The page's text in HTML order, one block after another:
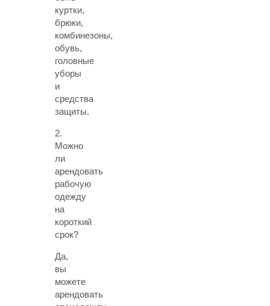
куртки,
брюки,
комбинезоны,
обувь,
головные
уборы
и
средства
защиты.
2.
Можно
ли
арендовать
рабочую
одежду
на
короткий
срок?
Да,
вы
можете
арендовать